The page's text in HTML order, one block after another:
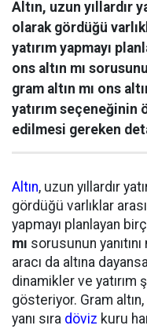
Altın, uzun yıllardır
olarak gördüğü
yatırım yapmayı
ons altın mı
gram altın mı ons
yatırım seçeneğinin
edilmesi gereken
Altın, uzun yıllardır
gördüğü varlıklar
yapmayı planlayan
mı sorusunun
aracı da altına
dinamikler ve yatırım
gösteriyor. Gram altın,
yanı sıra döviz kuru